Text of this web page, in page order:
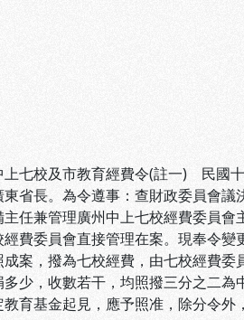
上七校及市教育經費令(註一) 民國
省長。為令遵事：查財政委員會
任兼管理廣州中上七校經費委員
費委員會直接管理在案。現奉令
成案，撥為七校經費，由七校經費
少，收數若干，均照撥三分之二
育基金起見，應予照准，除分令外